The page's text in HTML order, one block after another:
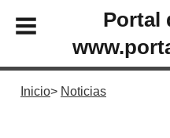
Portal
Inicio Noticias